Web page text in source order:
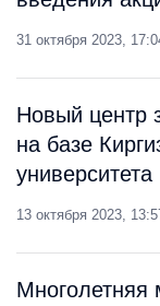
31 октября 2023,
Новый центр
на базе
университета
13 октября 2023,
Многолетняя